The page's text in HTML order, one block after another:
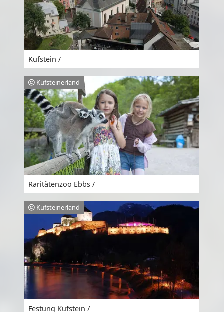
Kufstein /
Kufsteinerland
Raritätenzoo Ebbs /
Kufsteinerland
Festung Kufstein /